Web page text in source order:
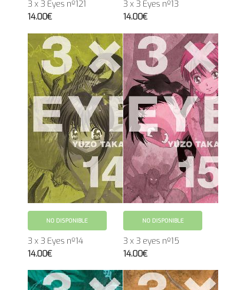
3 x 3 Eyes nº121
14.00€
3 x 3 Eyes nº13
14.00€
NO DISPONIBLE
3 x 3 Eyes nº14
14.00€
NO DISPONIBLE
3 x 3 eyes nº15
14.00€